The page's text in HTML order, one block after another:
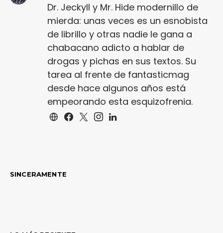
Dr. Jeckyll y Mr. Hide modernillo de
mierda: unas veces es un esnobista
de librillo y otras nadie le gana a
chabacano adicto a hablar de
drogas y pichas en sus textos. Su
tarea al frente de fantasticmag
desde hace algunos años está
empeorando esta esquizofrenia.
SINCERAMENTE